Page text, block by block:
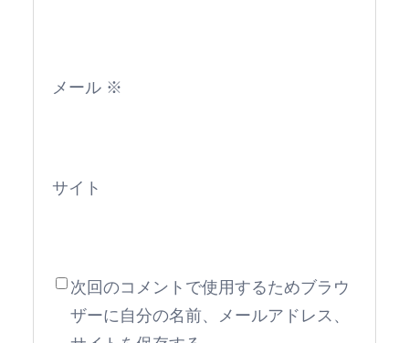
メール ※
サイト
次回のコメントで使用するためブラウ
ザーに自分の名前、メールアドレス、